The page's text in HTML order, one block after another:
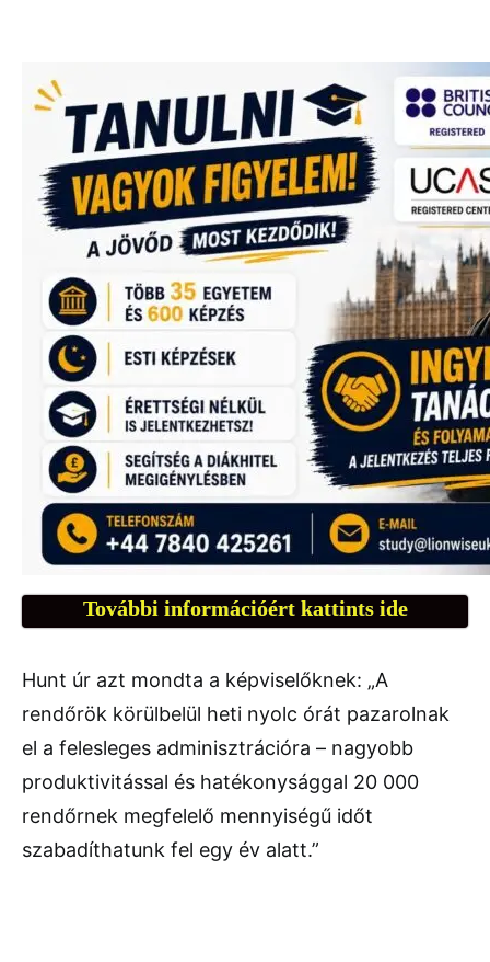
További információért kattints ide
Hunt úr azt mondta a képviselőknek: „A
rendőrök körülbelül heti nyolc órát pazarolnak
el a felesleges adminisztrációra – nagyobb
produktivitással és hatékonysággal 20 000
rendőrnek megfelelő mennyiségű időt
szabadíthatunk fel egy év alatt.”